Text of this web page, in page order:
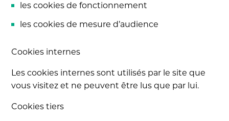
les cookies de fonctionnement
les cookies de mesure d’audience
Cookies internes
Les cookies internes sont utilisés par le site que
vous visitez et ne peuvent être lus que par lui.
Cookies tiers